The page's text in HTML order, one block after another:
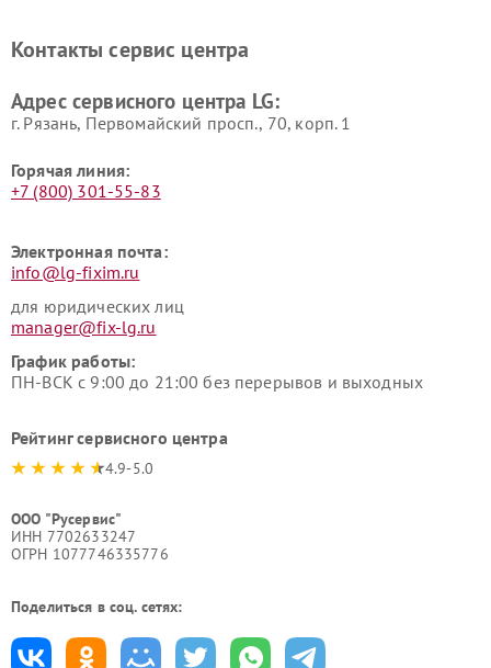
Ремонт морозильных камер
Ремонт вертикальных
Контакты сервис центра
Адрес сервисного центра LG:
г. Рязань, Первомайский просп., 70, корп. 1
Горячая линия:
+7 (800) 301-55-83
Электронная почта:
info@lg-fixim.ru
для юридических лиц
manager@fix-lg.ru
График работы:
ПН-ВСК с 9:00 до 21:00 без перерывов и выходных
Рейтинг сервисного центра
4.9-5.0
ООО "Русервис"
ИНН 7702633247
ОГРН 1077746335776
Поделиться в соц. сетях: